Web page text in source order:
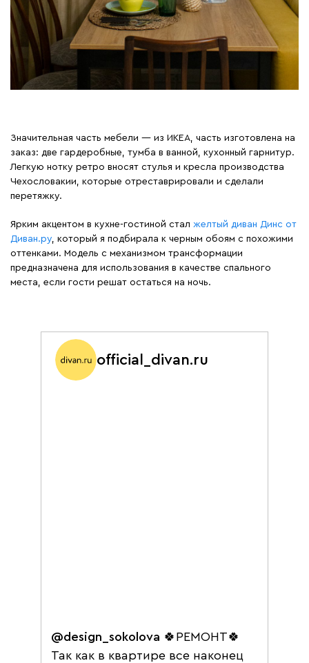
Значительная часть мебели — из ИКЕА, часть изготовлена на
заказ: две гардеробные, тумба в ванной, кухонный гарнитур.
Легкую нотку ретро вносят стулья и кресла производства
Чехословакии, которые отреставрировали и сделали
перетяжку.
Ярким акцентом в кухне-гостиной стал желтый диван Динс от
Диван.ру, который я подбирала к черным обоям с похожими
оттенками. Модель с механизмом трансформации
предназначена для использования в качестве спального
места, если гости решат остаться на ночь.
official_divan.ru
@design_sokolova 🍀РЕМОНТ🍀
Так как в квартире все наконец